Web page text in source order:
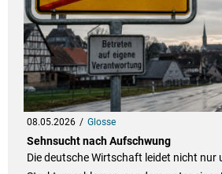
08.05.2026 Glosse
Sehnsucht nach Aufschwung
Die deutsche Wirtschaft leidet nicht nur